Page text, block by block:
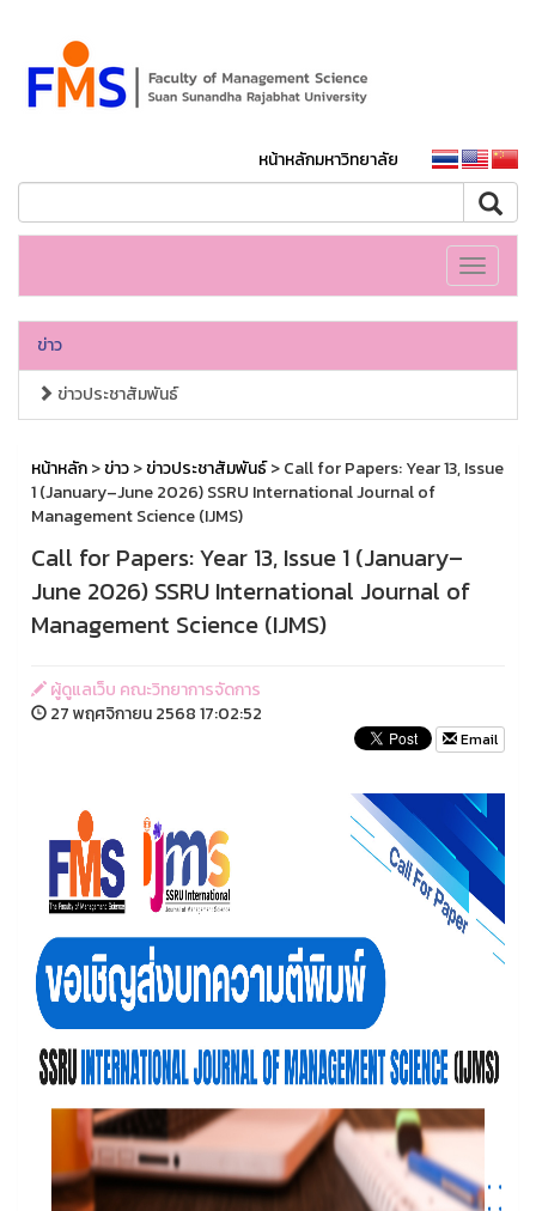
หน้าหลักมหาวิทยาลัย
Toggle
ข่าว
ข่าวประชาสัมพันธ์
หน้าหลัก>ข่าว>ข่าวประชาสัมพันธ์> Call for Papers: Year 13, Issue
1 (January–June 2026) SSRU International Journal of
Management Science (IJMS)
Call for Papers: Year 13, Issue 1 (January–
June 2026) SSRU International Journal of
Management Science (IJMS)
ผู้ดูแลเว็บ คณะวิทยาการจัดการ
27 พฤศจิกายน 2568 17:02:52
Email